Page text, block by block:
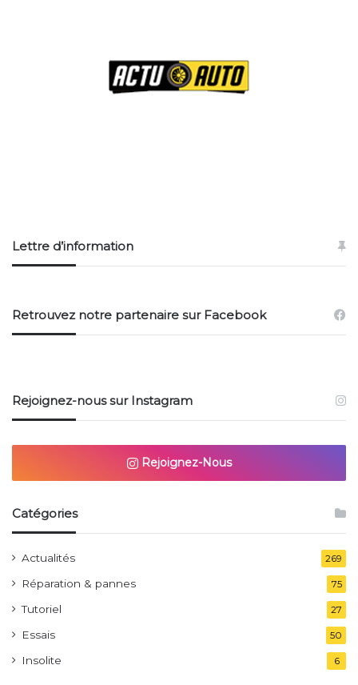
Lettre d’information
Retrouvez notre partenaire sur Facebook
Rejoignez-nous sur Instagram
Rejoignez-Nous
Catégories
Actualités 269
Réparation & pannes 75
Tutoriel 27
Essais 50
Insolite 6